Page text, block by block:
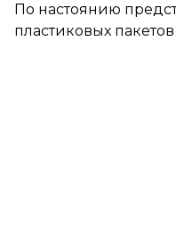
По настоянию
пластиковых